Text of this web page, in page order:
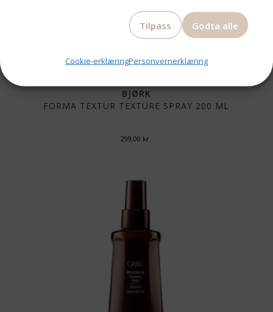
Godta alle
Tilpass
Cookie-erklæringPersonvernerklæring
BJØRK
FORMA TEXTUR TEXTURE SPRAY 200 ML
299,00 kr